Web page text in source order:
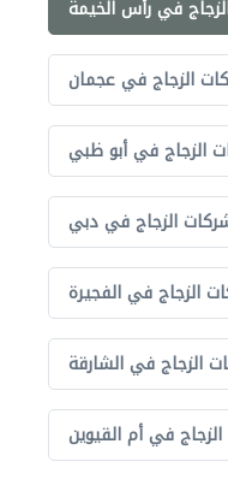
في رأس الخيمة
الزجاج في عجمان
الزجاج في أبو ظبي
الزجاج في دبي
الزجاج في الفجيرة
الزجاج في الشارقة
في أم القيوين